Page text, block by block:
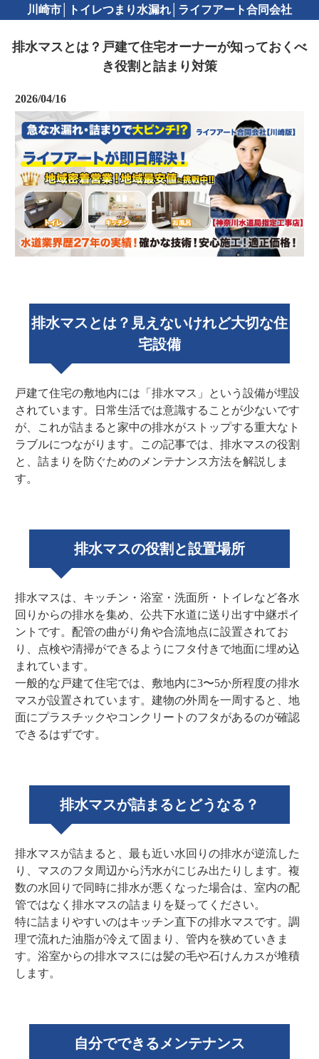
川崎市│トイレつまり水漏れ│ライフアート合同会社
排水マスとは？戸建て住宅オーナーが知っておくべ
き役割と詰まり対策
2026/04/16
排水マスとは？見えないけれど大切な住
宅設備
戸建て住宅の敷地内には「排水マス」という設備が埋設
されています。日常生活では意識することが少ないです
が、これが詰まると家中の排水がストップする重大なト
ラブルにつながります。この記事では、排水マスの役割
と、詰まりを防ぐためのメンテナンス方法を解説しま
す。
排水マスの役割と設置場所
排水マスは、キッチン・浴室・洗面所・トイレなど各水
回りからの排水を集め、公共下水道に送り出す中継ポイ
ントです。配管の曲がり角や合流地点に設置されてお
り、点検や清掃ができるようにフタ付きで地面に埋め込
まれています。
一般的な戸建て住宅では、敷地内に3〜5か所程度の排水
マスが設置されています。建物の外周を一周すると、地
面にプラスチックやコンクリートのフタがあるのが確認
できるはずです。
排水マスが詰まるとどうなる？
排水マスが詰まると、最も近い水回りの排水が逆流した
り、マスのフタ周辺から汚水がにじみ出たりします。複
数の水回りで同時に排水が悪くなった場合は、室内の配
管ではなく排水マスの詰まりを疑ってください。
特に詰まりやすいのはキッチン直下の排水マスです。調
理で流れた油脂が冷えて固まり、管内を狭めていきま
す。浴室からの排水マスには髪の毛や石けんカスが堆積
します。
自分でできるメンテナンス